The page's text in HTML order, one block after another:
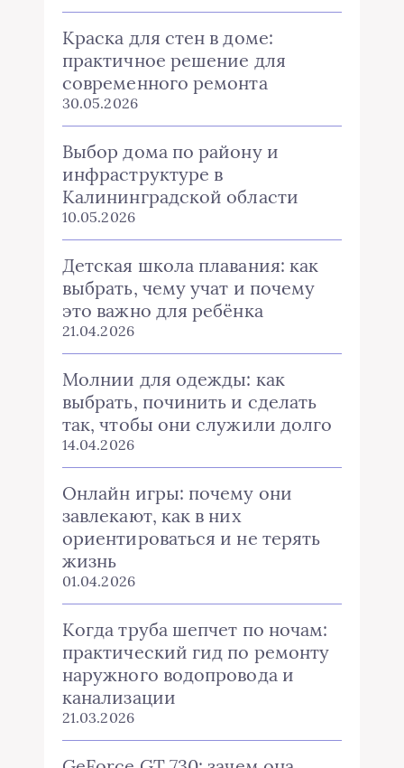
Краска для стен в доме:
практичное решение для
современного ремонта
30.05.2026
Выбор дома по району и
инфраструктуре в
Калининградской области
10.05.2026
Детская школа плавания: как
выбрать, чему учат и почему
это важно для ребёнка
21.04.2026
Молнии для одежды: как
выбрать, починить и сделать
так, чтобы они служили долго
14.04.2026
Онлайн игры: почему они
завлекают, как в них
ориентироваться и не терять
жизнь
01.04.2026
Когда труба шепчет по ночам:
практический гид по ремонту
наружного водопровода и
канализации
21.03.2026